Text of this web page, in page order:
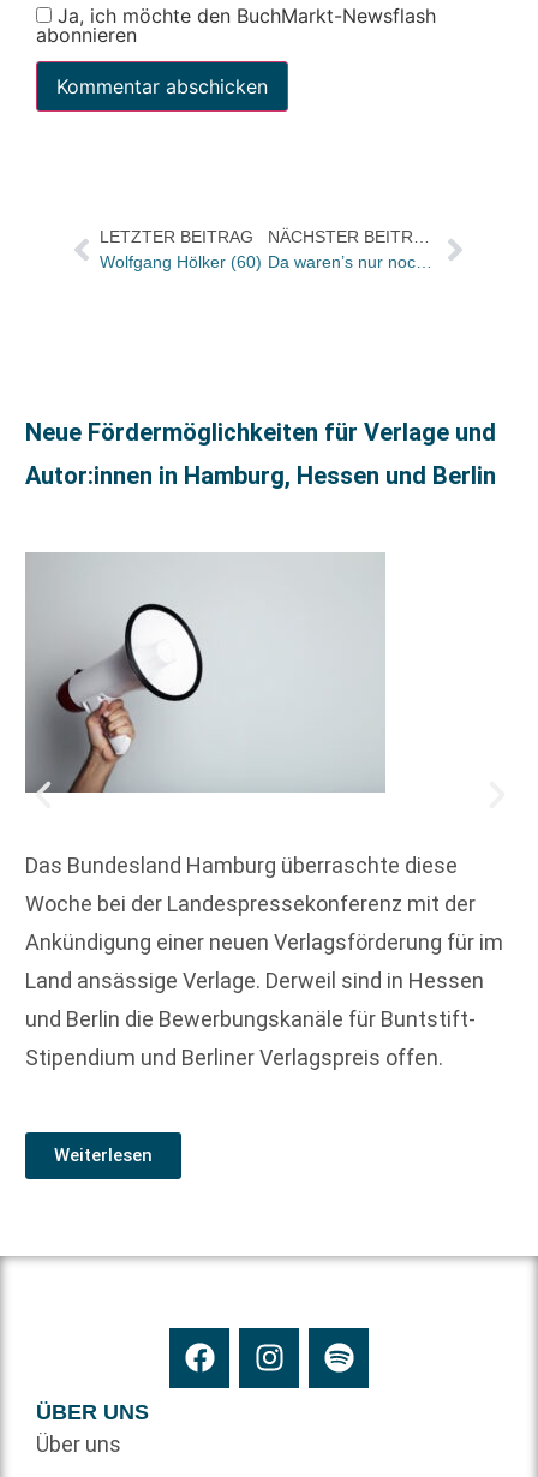
Ja, ich möchte den BuchMarkt-Newsflash
abonnieren
LETZTER BEITRAG
Wolfgang Hölker (60)
NÄCHSTER BEITRAG
Da waren’s nur noch drei: Finanzkrise drückt auf Zeitschriftenverkauf bei Reed Elsevier
Neue Fördermöglichkeiten für Verlage und
Autor:innen in Hamburg, Hessen und Berlin
Das Bundesland Hamburg überraschte diese
Woche bei der Landespressekonferenz mit der
Ankündigung einer neuen Verlagsförderung für im
Land ansässige Verlage. Derweil sind in Hessen
und Berlin die Bewerbungskanäle für Buntstift-
Stipendium und Berliner Verlagspreis offen.
Weiterlesen
ÜBER UNS
Über uns